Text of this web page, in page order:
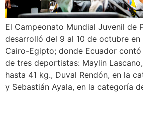
El Campeonato Mundial Juvenil de
desarrolló del 9 al 10 de octubre en
Cairo-Egipto; donde Ecuador
de tres deportistas: Maylin
hasta 41 kg., Duval Rendón, en la
y Sebastián Ayala, en la categoría